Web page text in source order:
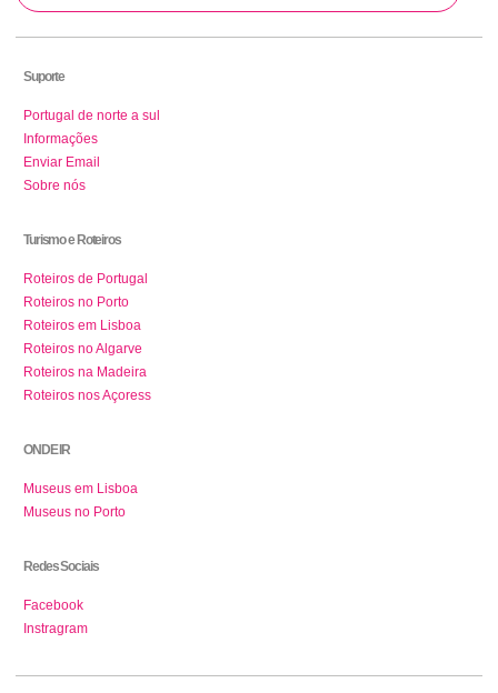
Suporte
Portugal de norte a sul
Informações
Enviar Email
Sobre nós
Turismo e Roteiros
Roteiros de Portugal
Roteiros no Porto
Roteiros em Lisboa
Roteiros no Algarve
Roteiros na Madeira
Roteiros nos Açoress
ONDE IR
Museus em Lisboa
Museus no Porto
Redes Sociais
Facebook
Instragram